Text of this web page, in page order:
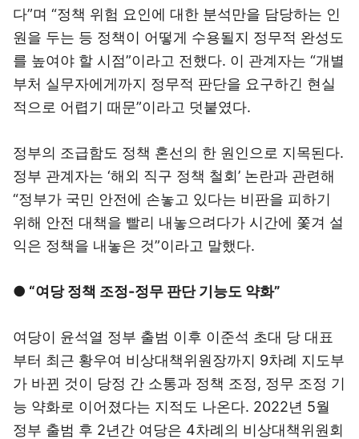
다”며 “정책 위험 요인에 대한 분석만을 담당하는 인
원을 두는 등 정책이 어떻게 수용될지 정무적 완성도
를 높여야 할 시점”이라고 전했다. 이 관계자는 “개별
부처 실무자에게까지 정무적 판단을 요구하긴 현실
적으로 어렵기 때문”이라고 덧붙였다.
정부의 조급함도 정책 혼선의 한 원인으로 지목된다.
정부 관계자는 ‘해외 직구 정책 철회’ 논란과 관련해
“정부가 국민 안전에 손놓고 있다는 비판을 피하기
위해 안전 대책을 빨리 내놓으려다가 시간에 쫓겨 설
익은 정책을 내놓은 것”이라고 말했다.
● “여당 정책 조정-정무 판단 기능도 약화”
여당이 윤석열 정부 출범 이후 이준석 초대 당 대표
부터 최근 황우여 비상대책위원장까지 9차례 지도부
가 바뀐 것이 당정 간 소통과 정책 조정, 정무 조정 기
능 약화로 이어졌다는 지적도 나온다. 2022년 5월
정부 출범 후 2년간 여당은 4차례의 비상대책위원회